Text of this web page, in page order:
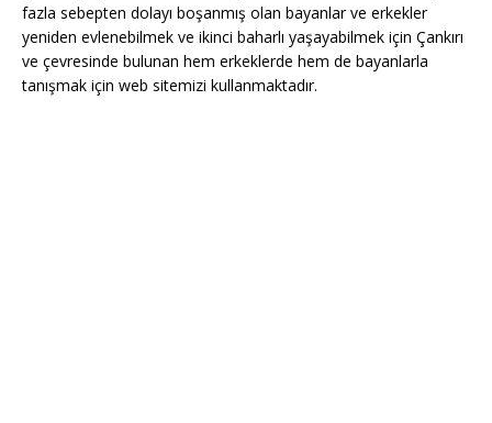
fazla sebepten dolayı boşanmış olan bayanlar ve erkekler
yeniden evlenebilmek ve ikinci baharlı yaşayabilmek için Çankırı
ve çevresinde bulunan hem erkeklerde hem de bayanlarla
tanışmak için web sitemizi kullanmaktadır.